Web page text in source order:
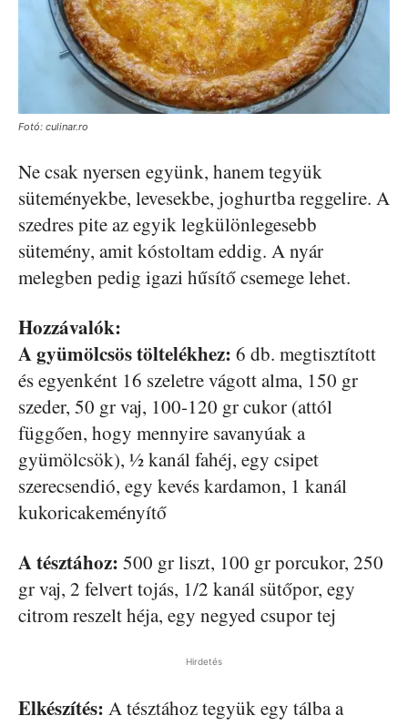
Fotó: culinar.ro
Ne csak nyersen együnk, hanem tegyük
süteményekbe, levesekbe, joghurtba reggelire. A
szedres pite az egyik legkülönlegesebb
sütemény, amit kóstoltam eddig. A nyár
melegben pedig igazi hűsítő csemege lehet.
Hozzávalók:
A gyümölcsös töltelékhez: 6 db. megtisztított
és egyenként 16 szeletre vágott alma, 150 gr
szeder, 50 gr vaj, 100-120 gr cukor (attól
függően, hogy mennyire savanyúak a
gyümölcsök), ½ kanál fahéj, egy csipet
szerecsendió, egy kevés kardamon, 1 kanál
kukoricakeményítő
A tésztához: 500 gr liszt, 100 gr porcukor, 250
gr vaj, 2 felvert tojás, 1/2 kanál sütőpor, egy
citrom reszelt héja, egy negyed csupor tej
Hirdetés
Elkészítés: A tésztához tegyük egy tálba a